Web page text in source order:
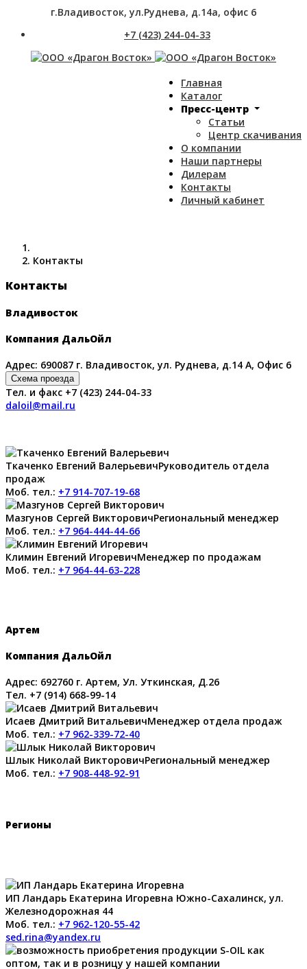
г.Владивосток, ул.Руднева, д.14а, офис 6
+7 (423) 244-04-33
Главная
Каталог
Пресс-центр
Статьи
Центр скачивания
О компании
Наши партнеры
Дилерам
Контакты
Личный кабинет
Контакты
Контакты
Владивосток
Компания ДальОйл
Адрес: 690087 г. Владивосток, ул. Руднева, д.14 А, Офис 6
Схема проезда
Тел. и факс +7 (423) 244-04-33
daloil@mail.ru
Ткаченко Евгений ВалерьевичРуководитель отдела
продаж
Моб. тел.: +7 914-707-19-68
Мазгунов Сергей ВикторовичРегиональный менеджер
Моб. тел.: +7 964-444-44-66
Климин Евгений ИгоревичМенеджер по продажам
Моб. тел.: +7 964-44-63-228
Артем
Компания ДальОйл
Адрес: 692760 г. Артем, Ул. Уткинская, Д.26
Тел. +7 (914) 668-99-14
Исаев Дмитрий ВитальевичМенеджер отдела продаж
Моб. тел.: +7 962-339-72-40
Шлык Николай ВикторовичРегиональный менеджер
Моб. тел.: +7 908-448-92-91
Регионы
ИП Ландарь Екатерина Игоревна Южно-Сахалинск, ул.
Железнодорожная 44
Моб. тел.: +7 962-120-55-42
sed.rina@yandex.ru